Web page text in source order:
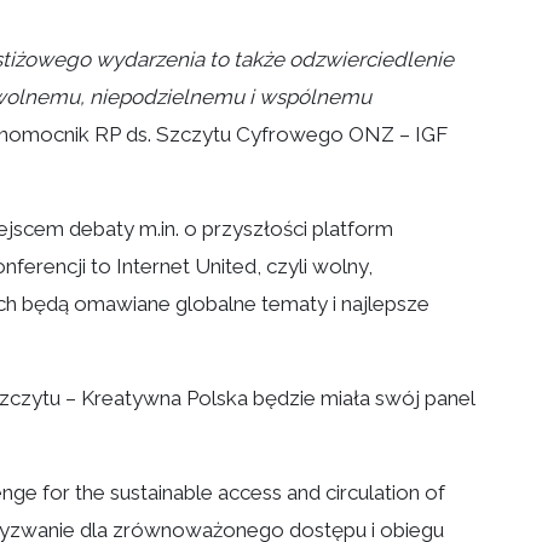
wydarzenia to także odzwierciedlenie
niepodzielnemu i wspólnemu
RP ds. Szczytu Cyfrowego ONZ – IGF
debaty m.in. o przyszłości platform
to Internet United, czyli wolny,
będą omawiane globalne tematy i najlepsze
– Kreatywna Polska będzie miała swój panel
for the sustainable access and circulation of
dla zrównoważonego dostępu i obiegu